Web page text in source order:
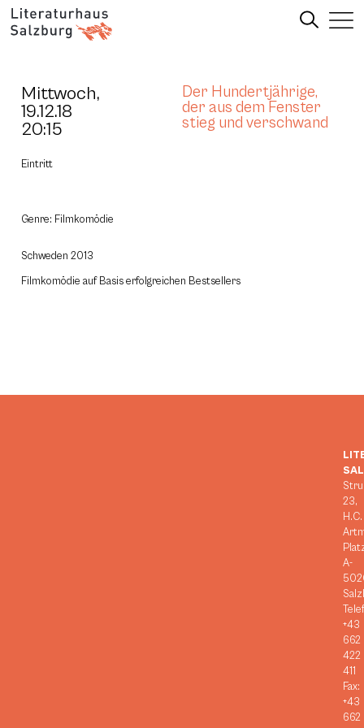
Mittwoch,
19.12.18
20:15
Der Hundertjährige,
der aus dem Fenster
stieg und verschwand
Eintritt
Genre: Filmkomödie
Schweden 2013
Filmkomödie auf Basis erfolgreichen Bestsellers
23,
H.C.
A-
+43
662
422
411
Fax:
+43
662